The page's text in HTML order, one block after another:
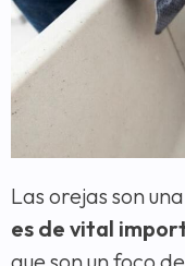
Las orejas son
es de vital